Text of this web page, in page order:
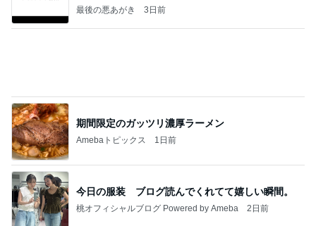
最後の悪あがき 3日前
期間限定のガッツリ濃厚ラーメン
Amebaトピックス 1日前
今日の服装 ブログ読んでくれてて嬉しい瞬間。
桃オフィシャルブログ Powered by Ameba 2日前